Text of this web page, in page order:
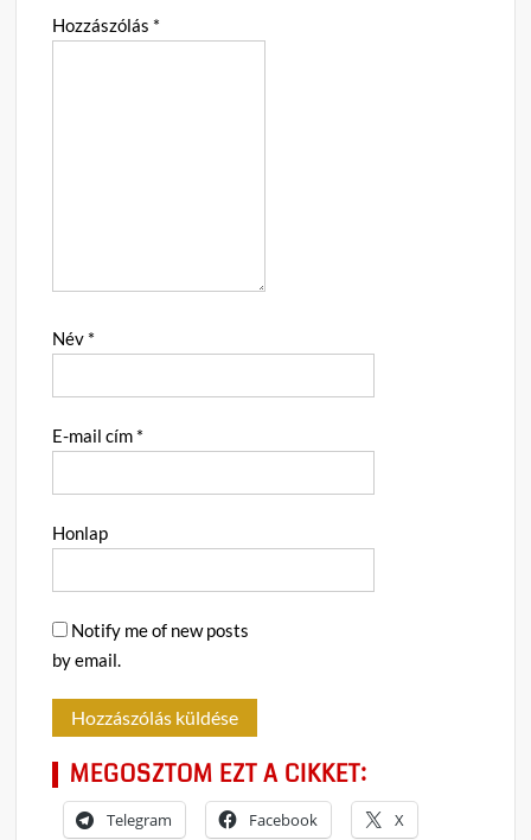
Hozzászólás *
Név *
E-mail cím *
Honlap
Notify me of new posts
by email.
MEGOSZTOM EZT A CIKKET:
Telegram Facebook X